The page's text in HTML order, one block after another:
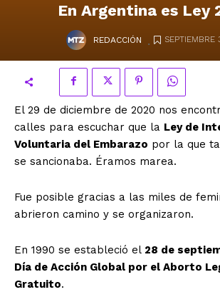
En Argentina es Ley
REDACCIÓN .
El 29 de diciembre de 2020 nos
calles para escuchar que la Ley de
Voluntaria del Embarazo por la que
se sancionaba. Éramos marea.
Fue posible gracias a las miles de
abrieron camino y se organizaron.
En 1990 se estableció el 28 de
Día de Acción Global por el Aborto
Gratuito.